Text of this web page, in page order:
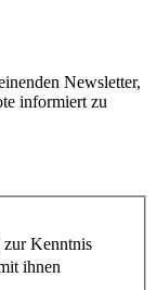
Newsletter,
informiert zu
zur Kenntnis
ihnen